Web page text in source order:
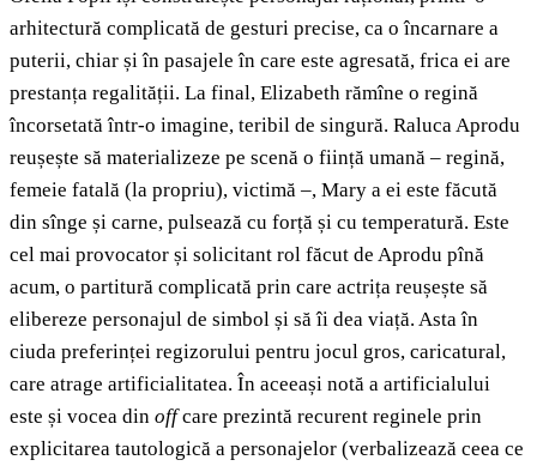
arhitectură complicată de gesturi precise, ca o încarnare a
puterii, chiar și în pasajele în care este agresată, frica ei are
prestanța regalității. La final, Elizabeth rămîne o regină
încorsetată într-o imagine, teribil de singură. Raluca Aprodu
reușește să materializeze pe scenă o ființă umană – regină,
femeie fatală (la propriu), victimă –, Mary a ei este făcută
din sînge și carne, pulsează cu forță și cu temperatură. Este
cel mai provocator și solicitant rol făcut de Aprodu pînă
acum, o partitură complicată prin care actrița reușește să
elibereze personajul de simbol și să îi dea viață. Asta în
ciuda preferinței regizorului pentru jocul gros, caricatural,
care atrage artificialitatea. În aceeași notă a artificialului
este și vocea din offcare prezintă recurent reginele prin
explicitarea tautologică a personajelor (verbalizează ceea ce